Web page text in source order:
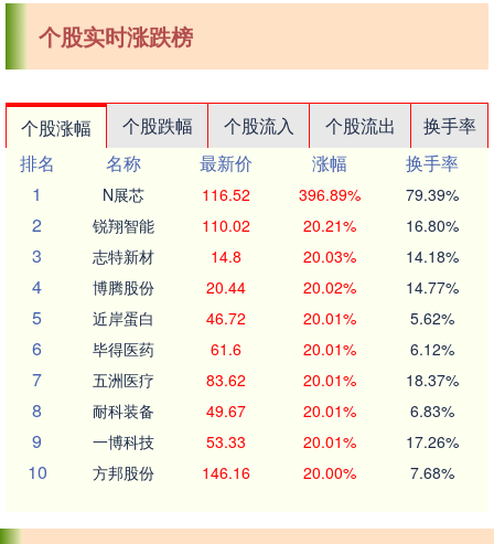
个股实时涨跌榜
个股涨幅 个股跌幅 个股流入 个股流出
换手率
排名
名称 最新价 涨幅
换手率
1
N展芯 116.52 396.89% 79.39%
2 锐翔智能 110.02 20.21% 16.80%
3 志特新材 14.8 20.03% 14.18%
4 博腾股份 20.44 20.02% 14.77%
5 近岸蛋白 46.72 20.01% 5.62%
6 毕得医药 61.6 20.01% 6.12%
7 五洲医疗 83.62 20.01% 18.37%
8 耐科装备 49.67 20.01% 6.83%
9 一博科技 53.33 20.01% 17.26%
10 方邦股份 146.16 20.00% 7.68%